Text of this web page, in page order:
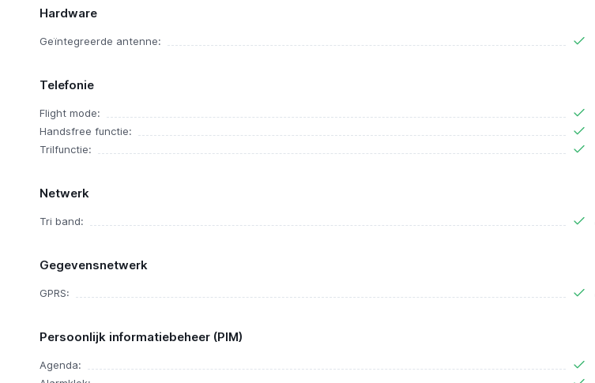
Hardware
Geïntegreerde antenne:
Telefonie
Flight mode:
Handsfree functie:
Trilfunctie:
Netwerk
Tri band:
Gegevensnetwerk
GPRS:
Persoonlijk informatiebeheer (PIM)
Agenda: